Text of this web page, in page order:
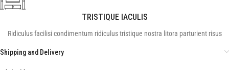
TRISTIQUE IACULIS
Ridiculus facilisi condimentum ridiculus tristique nostra litora parturient risus
Shipping and Delivery